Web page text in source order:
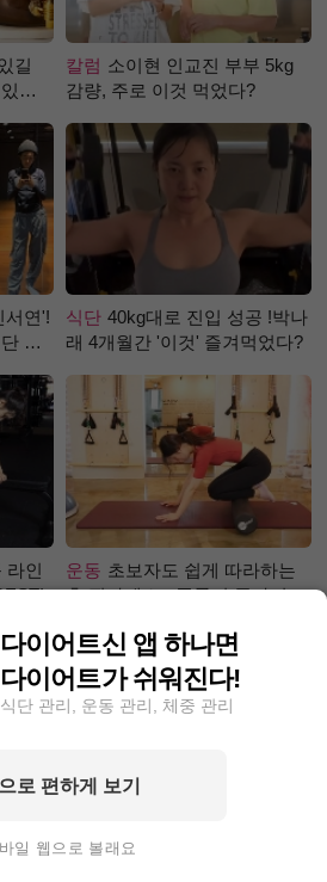
길
는
칼럼 소이현 인교진 부부 5kg
감량, 주로 이것 먹었다?
서연'!
정
식단 40kg대로 진입 성공 !박나
래 4개월간 '이것' 즐겨먹었다?
라인
운동 초보자도 쉽게 따라하는
홈 필라테스 - 폼롤러 종아리 알
성
달에 7kg이상 감량하고 싶다
다이어트신 앱 하나면
다이어트가 쉬워진다!
식단 관리, 운동 관리, 체중 관리
로 편하게 보기
일 웹으로 볼래요